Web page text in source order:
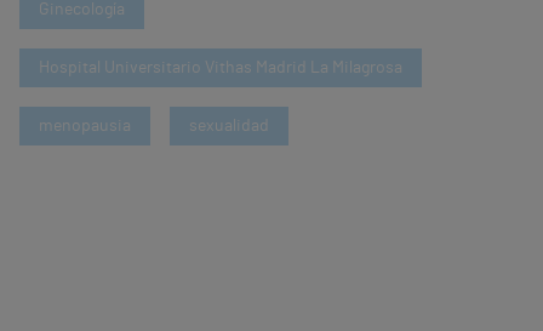
Ginecología
Hospital Universitario Vithas Madrid La Milagrosa
menopausia sexualidad